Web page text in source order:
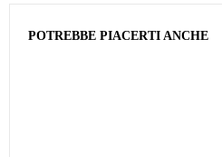
POTREBBE PIACERTI ANCHE